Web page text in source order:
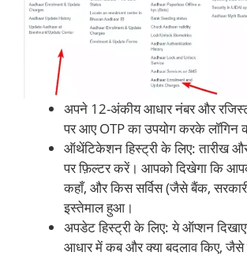
अपने 12-अंकीय आधार नंबर और
पर आए OTP का उपयोग करके लॉगिन
ऑथेंटिकेशन हिस्ट्री के लिए: तारीख
पर फ़िल्टर करें। आपको दिखेगा कि
कहाँ, और किस सर्विस (जैसे बैंक,
इस्तेमाल हुआ।
अपडेट हिस्ट्री के लिए: ये ऑप्शन
आधार में कब और क्या बदलाव किए, जैसे